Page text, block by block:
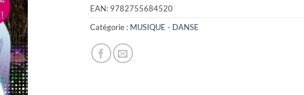
EAN: 9782755684520
Catégorie : MUSIQUE - DANSE